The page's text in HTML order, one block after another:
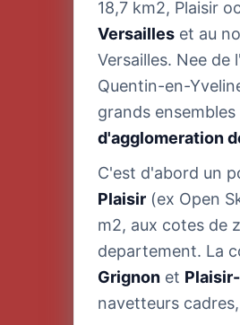
18,7 km2, Plaisir
Versailles et au
Versailles. Nee de
Quentin-en-
grands
d'agglomeration
C'est d'abord un
Plaisir (ex Open
m2, aux cotes de
departement. La
Grignon et
navetteurs